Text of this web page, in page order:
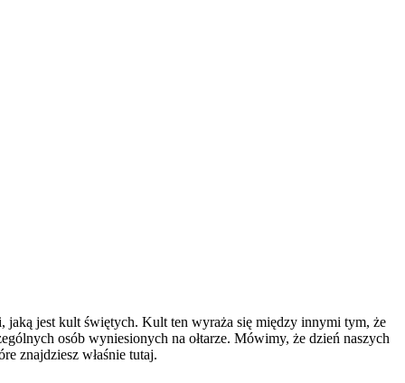
jaką jest kult świętych. Kult ten wyraża się między innymi tym, że
osób wyniesionych na ołtarze. Mówimy, że dzień naszych
znajdziesz właśnie tutaj.